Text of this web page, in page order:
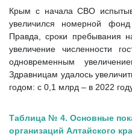
Крым с начала СВО
увеличился номерной
Правда, сроки пребывания
увеличение численности
одновременным
Здравницам удалось
годом: с 0,1 млрд – в 2022
Таблица № 4. Основные
организаций Алтайского